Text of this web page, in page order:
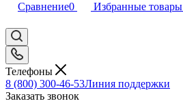
Сравнение0 Избранные товары
Телефоны
8 (800) 300-46-53Линия поддержки
Заказать звонок